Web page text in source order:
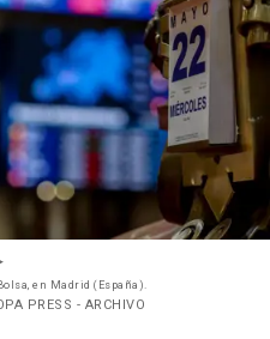
en Madrid (España).
PRESS - ARCHIVO